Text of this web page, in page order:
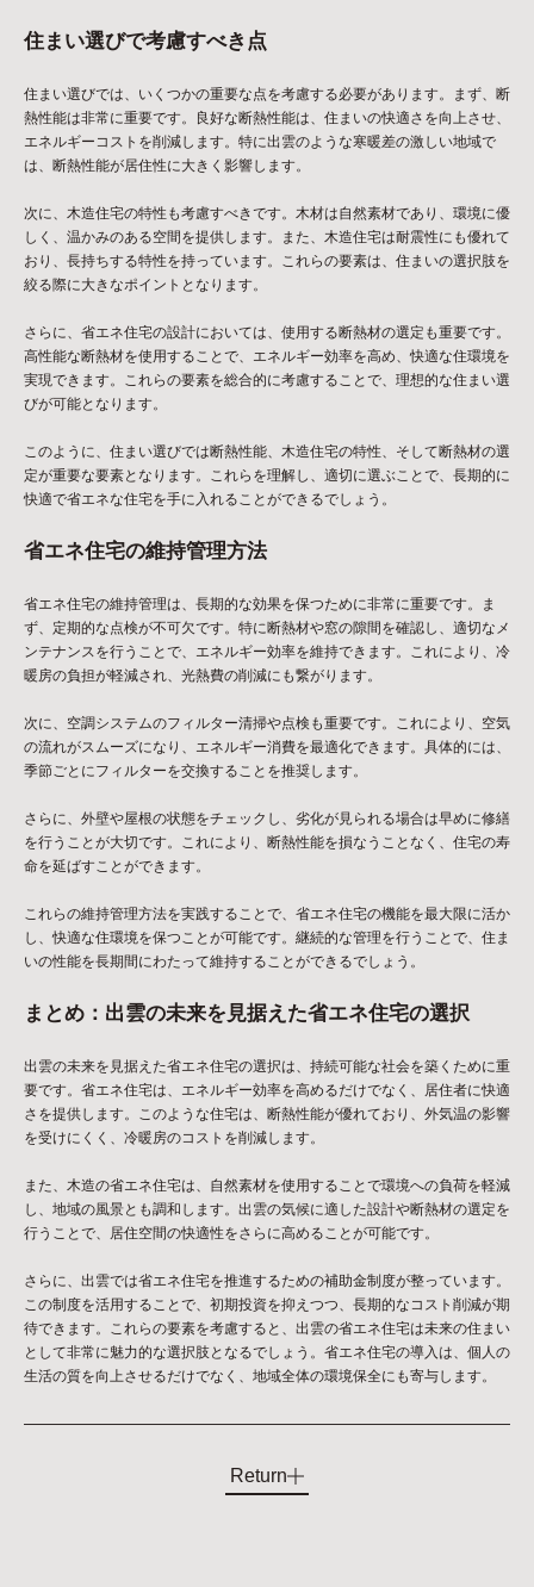
住まい選びで考慮すべき点
住まい選びでは、いくつかの重要な点を考慮する必要があります。まず、断
熱性能は非常に重要です。良好な断熱性能は、住まいの快適さを向上させ、
エネルギーコストを削減します。特に出雲のような寒暖差の激しい地域で
は、断熱性能が居住性に大きく影響します。
次に、木造住宅の特性も考慮すべきです。木材は自然素材であり、環境に優
しく、温かみのある空間を提供します。また、木造住宅は耐震性にも優れて
おり、長持ちする特性を持っています。これらの要素は、住まいの選択肢を
絞る際に大きなポイントとなります。
さらに、省エネ住宅の設計においては、使用する断熱材の選定も重要です。
高性能な断熱材を使用することで、エネルギー効率を高め、快適な住環境を
実現できます。これらの要素を総合的に考慮することで、理想的な住まい選
びが可能となります。
このように、住まい選びでは断熱性能、木造住宅の特性、そして断熱材の選
定が重要な要素となります。これらを理解し、適切に選ぶことで、長期的に
快適で省エネな住宅を手に入れることができるでしょう。
省エネ住宅の維持管理方法
省エネ住宅の維持管理は、長期的な効果を保つために非常に重要です。ま
ず、定期的な点検が不可欠です。特に断熱材や窓の隙間を確認し、適切なメ
ンテナンスを行うことで、エネルギー効率を維持できます。これにより、冷
暖房の負担が軽減され、光熱費の削減にも繋がります。
次に、空調システムのフィルター清掃や点検も重要です。これにより、空気
の流れがスムーズになり、エネルギー消費を最適化できます。具体的には、
季節ごとにフィルターを交換することを推奨します。
さらに、外壁や屋根の状態をチェックし、劣化が見られる場合は早めに修繕
を行うことが大切です。これにより、断熱性能を損なうことなく、住宅の寿
命を延ばすことができます。
これらの維持管理方法を実践することで、省エネ住宅の機能を最大限に活か
し、快適な住環境を保つことが可能です。継続的な管理を行うことで、住ま
いの性能を長期間にわたって維持することができるでしょう。
まとめ：出雲の未来を見据えた省エネ住宅の選択
出雲の未来を見据えた省エネ住宅の選択は、持続可能な社会を築くために重
要です。省エネ住宅は、エネルギー効率を高めるだけでなく、居住者に快適
さを提供します。このような住宅は、断熱性能が優れており、外気温の影響
を受けにくく、冷暖房のコストを削減します。
また、木造の省エネ住宅は、自然素材を使用することで環境への負荷を軽減
し、地域の風景とも調和します。出雲の気候に適した設計や断熱材の選定を
行うことで、居住空間の快適性をさらに高めることが可能です。
さらに、出雲では省エネ住宅を推進するための補助金制度が整っています。
この制度を活用することで、初期投資を抑えつつ、長期的なコスト削減が期
待できます。これらの要素を考慮すると、出雲の省エネ住宅は未来の住まい
として非常に魅力的な選択肢となるでしょう。省エネ住宅の導入は、個人の
生活の質を向上させるだけでなく、地域全体の環境保全にも寄与します。
Return